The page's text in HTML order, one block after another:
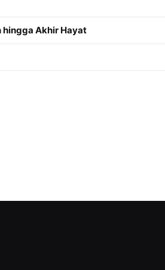
hingga Akhir Hayat